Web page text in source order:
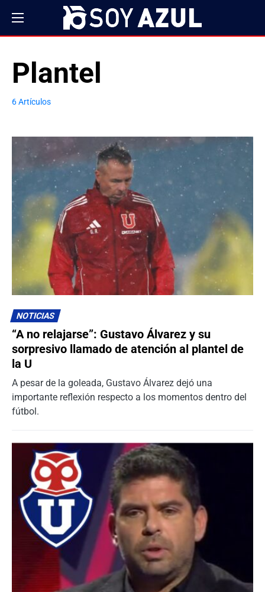
Plantel
6 Artículos
NOTICIAS
“A no relajarse”: Gustavo Álvarez y su
sorpresivo llamado de atención al plantel de
la U
A pesar de la goleada, Gustavo Álvarez dejó una
importante reflexión respecto a los momentos dentro del
fútbol.